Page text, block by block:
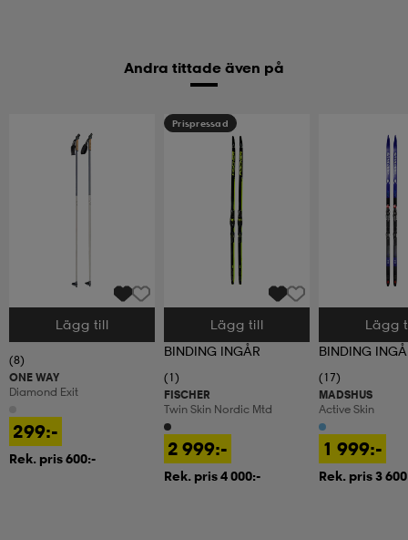
Andra tittade även på
Välj storlek
Lägg till
(8)
ONE WAY
Diamond Exit
299:-
Rek. pris 600:-
Prispressad
Välj storlek
Lägg till
BINDING INGÅR
(1)
FISCHER
Twin Skin Nordic Mtd
2 999:-
Rek. pris 4 000:-
Välj storlek
Lägg
BINDING
(17)
MADSHUS
Active Skin
1 999:-
Rek. pris 3